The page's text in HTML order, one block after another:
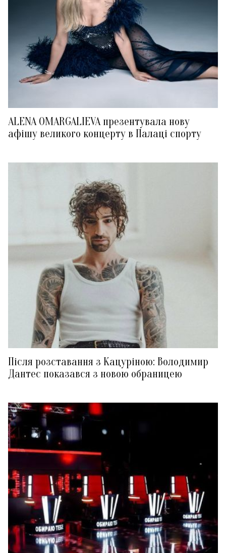
ALENA OMARGALIEVA презентувала нову
афішу великого концерту в Палаці спорту
Після розставання з Кацуріною: Володимир
Дантес показався з новою обраницею